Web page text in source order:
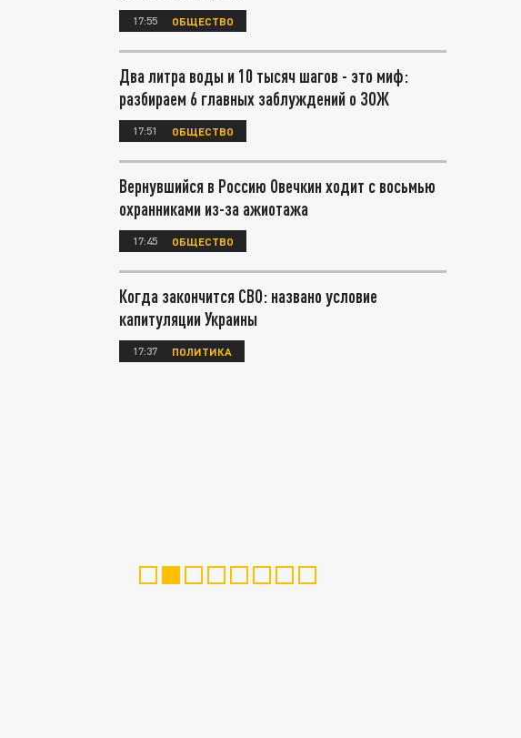
17:55 ОБЩЕСТВО
Два литра воды и 10 тысяч шагов - это миф:
разбираем 6 главных заблуждений о ЗОЖ
17:51 ОБЩЕСТВО
Вернувшийся в Россию Овечкин ходит с восьмью
охранниками из-за ажиотажа
17:45 ОБЩЕСТВО
Когда закончится СВО: названо условие
капитуляции Украины
17:37 ПОЛИТИКА